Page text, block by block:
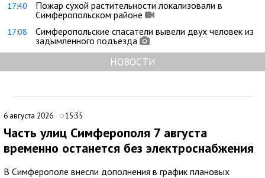
17:40
Пожар сухой растительности локализовали в
Симферопольском районе
17:08
Симферопольские спасатели вывели двух человек из
задымленного подъезда
НОВОСТИ
6 августа 2026 15:35
Часть улиц Симферополя 7 августа
временно останется без электроснабжения
В Симферополе внесли дополнения в график плановых